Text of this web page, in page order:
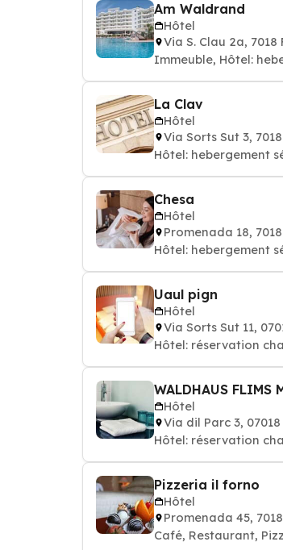
Am Waldrand
Hôtel
Via S. Clau 2a, 7018
Immeuble, Hôtel:
La Clav
Hôtel
Via Sorts Sut 3, 7018
Hôtel: hebergement
Chesa
Hôtel
Promenada 18, 7018
Hôtel: hebergement
Uaul pign
Hôtel
Via Sorts Sut 11,
Hôtel: réservation
WALDHAUS
Hôtel
Via dil Parc 3, 07018
Hôtel: réservation
Pizzeria il forno
Hôtel
Promenada 45,
Café, Restaurant,